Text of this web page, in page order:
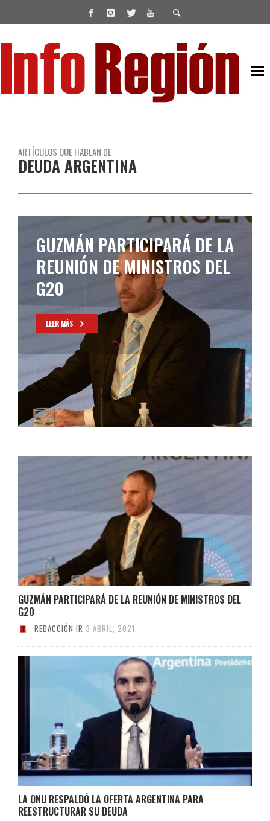
ARTÍCULOS QUE HABLAN DE
DEUDA ARGENTINA
GUZMÁN PARTICIPARÁ DE LA
REUNIÓN DE MINISTROS DEL
G20
LEER MÁS
GUZMÁN PARTICIPARÁ DE LA REUNIÓN DE MINISTROS DEL
G20
REDACCIÓN IR 3 ABRIL, 2021
LA ONU RESPALDÓ LA OFERTA ARGENTINA PARA
REESTRUCTURAR SU DEUDA